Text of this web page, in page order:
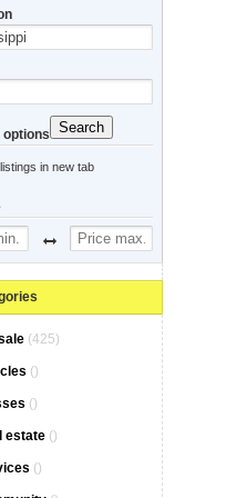
options
in new tab
Search
(425)
()
()
estate ()
()